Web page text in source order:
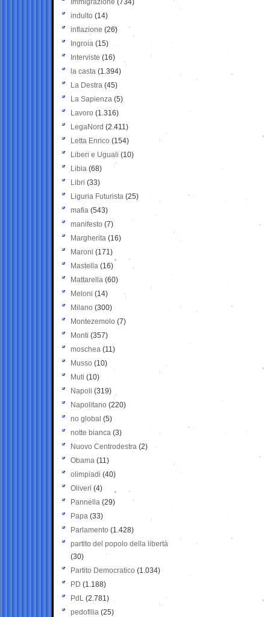
Immigrazione (734)
indulto (14)
inflazione (26)
Ingroia (15)
Interviste (16)
la casta (1.394)
La Destra (45)
La Sapienza (5)
Lavoro (1.316)
LegaNord (2.411)
Letta Enrico (154)
Liberi e Uguali (10)
Libia (68)
Libri (33)
Liguria Futurista (25)
mafia (543)
manifesto (7)
Margherita (16)
Maroni (171)
Mastella (16)
Mattarella (60)
Meloni (14)
Milano (300)
Montezemolo (7)
Monti (357)
moschea (11)
Musso (10)
Muti (10)
Napoli (319)
Napolitano (220)
no global (5)
notte bianca (3)
Nuovo Centrodestra (2)
Obama (11)
olimpiadi (40)
Oliveri (4)
Pannella (29)
Papa (33)
Parlamento (1.428)
partito del popolo della libertà
(30)
Partito Democratico (1.034)
PD (1.188)
PdL (2.781)
pedofilia (25)